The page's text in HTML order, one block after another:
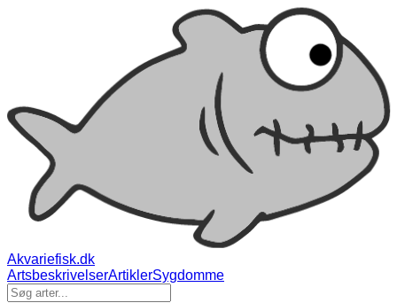
Akvariefisk.dk
ArtsbeskrivelserArtiklerSygdomme